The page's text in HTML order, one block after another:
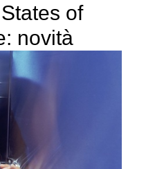
of
novità